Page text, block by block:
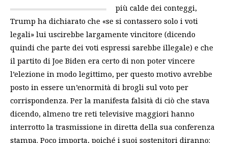
più calde dei conteggi,
Trump ha dichiarato che «se si contassero solo i voti
legali» lui uscirebbe largamente vincitore (dicendo
quindi che parte dei voti espressi sarebbe illegale) e che
il partito di Joe Biden era certo di non poter vincere
l’elezione in modo legittimo, per questo motivo avrebbe
posto in essere un’enormità di brogli sul voto per
corrispondenza. Per la manifesta falsità di ciò che stava
dicendo, almeno tre reti televisive maggiori hanno
interrotto la trasmissione in diretta della sua conferenza
stampa. Poco importa, poiché i suoi sostenitori diranno: